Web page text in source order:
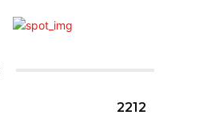
2212